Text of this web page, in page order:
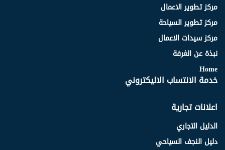
مركز تطوير الاعمال
مركز تطوير السياحة
مركز سيدات الاعمال
نبذة عن الغرفة
Home
خدمة الانتساب الاليكتروني
اعلانات تجارية
الدليل التجاري
دليل النجف السياحي